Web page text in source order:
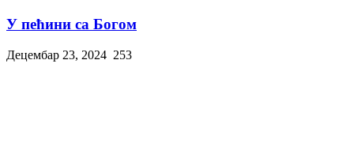
У пећини са Богом
Децембар 23, 2024 253